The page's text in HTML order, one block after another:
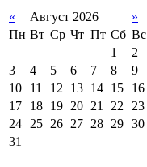
« Август 2026
»
Пн Вт Ср Чт Пт Сб Вс
1
2
3
4 5 6 7 8
9
10
11 12 13 14 15
16
17
18 19 20 21 22 23
24 25 26 27 28 29 30
31